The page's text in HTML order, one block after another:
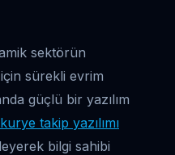
sektörün
sürekli evrim
güçlü bir yazılım
takip yazılımı
bilgi sahibi